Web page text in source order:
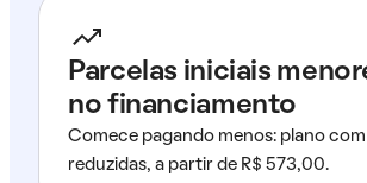
Parcelas iniciais
no financiamento
Comece pagando menos: plano
reduzidas, a partir de R$ 573,00.